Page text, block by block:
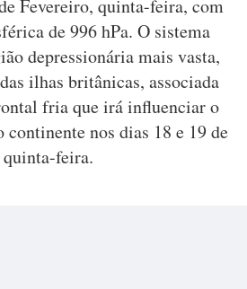
Fevereiro, quinta-feira, com
de 996 hPa. O sistema
depressionária mais vasta,
ilhas britânicas, associada
fria que irá influenciar o
continente nos dias 18 e 19 de
feira.